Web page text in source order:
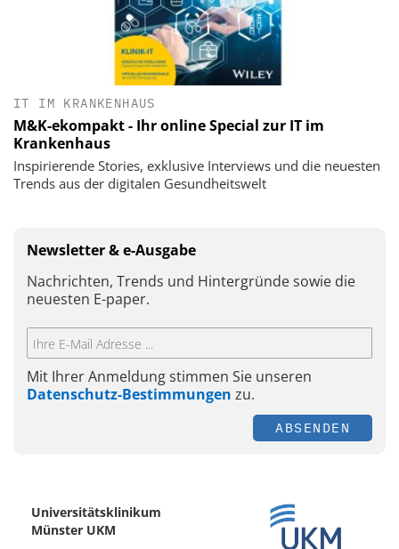
IT IM KRANKENHAUS
M&K-ekompakt - Ihr online Special zur IT im
Krankenhaus
Inspirierende Stories, exklusive Interviews und die neuesten
Trends aus der digitalen Gesundheitswelt
Newsletter & e-Ausgabe
Nachrichten, Trends und Hintergründe sowie die
neuesten E-paper.
Mit Ihrer Anmeldung stimmen Sie unseren
Datenschutz-Bestimmungen zu.
ABSENDEN
Universitätsklinikum
Münster UKM